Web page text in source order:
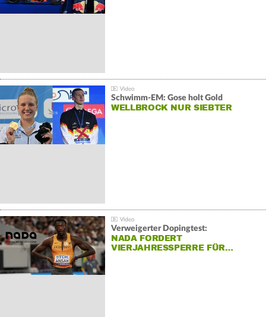
Schwimm-EM: Gose holt Gold
WELLBROCK NUR SIEBTER
Verweigerter Dopingtest:
NADA FORDERT
VIERJAHRESSPERRE FÜR…